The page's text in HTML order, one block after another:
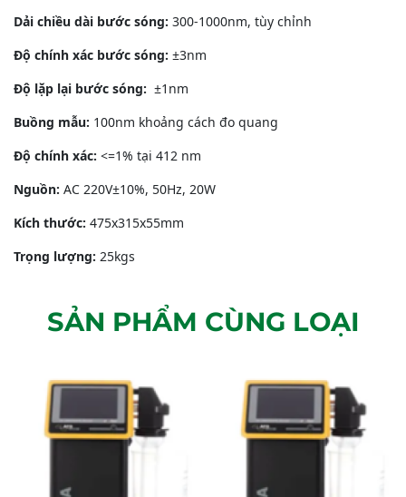
Dải chiều dài bước sóng: 300-1000nm, tùy chỉnh
Độ chính xác bước sóng: ±3nm
Độ lặp lại bước sóng: ±1nm
Buồng mẫu: 100nm khoảng cách đo quang
Độ chính xác: <=1% tại 412 nm
Nguồn: AC 220V±10%, 50Hz, 20W
Kích thước: 475x315x55mm
Trọng lượng: 25kgs
SẢN PHẨM CÙNG LOẠI